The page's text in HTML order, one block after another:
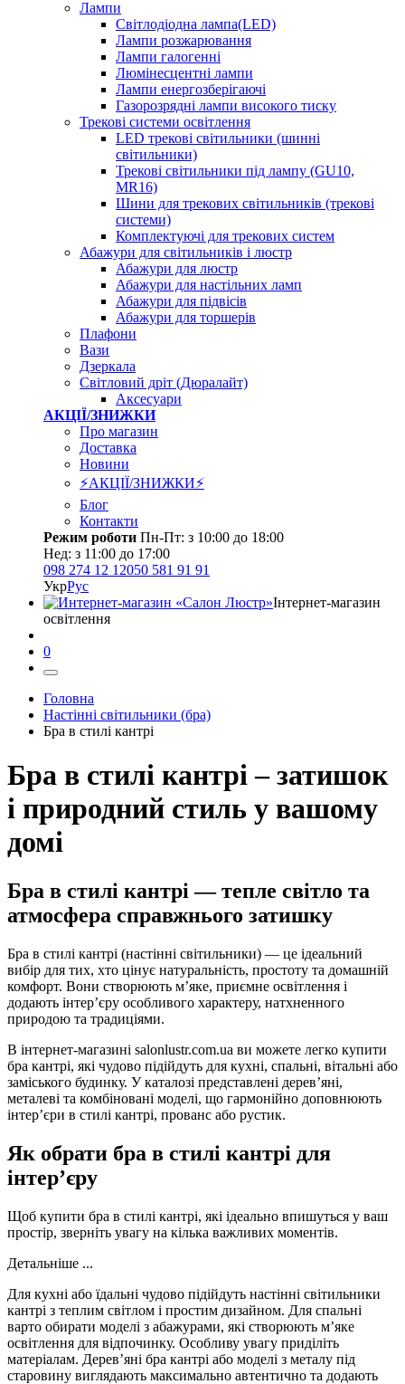
Лампи
Світлодіодна лампа(LED)
Лампи розжарювання
Лампи галогенні
Люмінесцентні лампи
Лампи енергозберігаючі
Газорозрядні лампи високого тиску
Трекові системи освітлення
LED трекові світильники (шинні
світильники)
Трекові світильники під лампу (GU10,
MR16)
Шини для трекових світильників (трекові
системи)
Комплектуючі для трекових систем
Абажури для світильників і люстр
Абажури для люстр
Абажури для настільних ламп
Абажури для підвісів
Абажури для торшерів
Плафони
Вази
Дзеркала
Світловий дріт (Дюралайт)
Аксесуари
АКЦІЇ/ЗНИЖКИ
Про магазин
Доставка
Новини
⚡АКЦІЇ/ЗНИЖКИ⚡
Блог
Контакти
Режим роботи Пн-Пт: з 10:00 до 18:00
Нед: з 11:00 до 17:00
098 274 12 12050 581 91 91
УкрРус
Інтернет-магазин
освітлення
0
Головна
Настінні світильники (бра)
Бра в стилі кантрі
Бра в стилі кантрі – затишок
і природний стиль у вашому
домі
Бра в стилі кантрі — тепле світло та
атмосфера справжнього затишку
Бра в стилі кантрі (настінні світильники) — це ідеальний
вибір для тих, хто цінує натуральність, простоту та домашній
комфорт. Вони створюють м’яке, приємне освітлення і
додають інтер’єру особливого характеру, натхненного
природою та традиціями.
В інтернет-магазині salonlustr.com.ua ви можете легко купити
бра кантрі, які чудово підійдуть для кухні, спальні, вітальні або
заміського будинку. У каталозі представлені дерев’яні,
металеві та комбіновані моделі, що гармонійно доповнюють
інтер’єри в стилі кантрі, прованс або рустик.
Як обрати бра в стилі кантрі для
інтер’єру
Щоб купити бра в стилі кантрі, які ідеально впишуться у ваш
простір, зверніть увагу на кілька важливих моментів.
Детальніше ...
Для кухні або їдальні чудово підійдуть настінні світильники
кантрі з теплим світлом і простим дизайном. Для спальні
варто обирати моделі з абажурами, які створюють м’яке
освітлення для відпочинку. Особливу увагу приділіть
матеріалам. Дерев’яні бра кантрі або моделі з металу під
старовину виглядають максимально автентично та додають